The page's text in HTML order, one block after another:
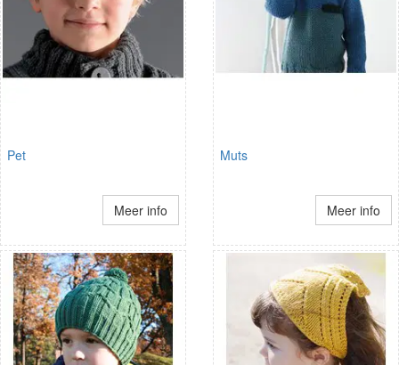
Pet
Meer info
Muts
Meer info